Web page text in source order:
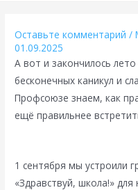
Оставьте комментарий /
01.09.2025
А вот и закончилось
бесконечных каникул и
Профсоюзе знаем, как
ещё правильнее
1 сентября мы устроили
«Здравствуй, школа!»